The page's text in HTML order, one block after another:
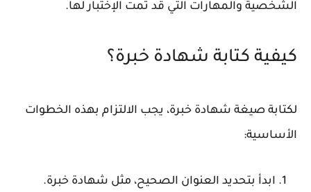
الشخصية والمهارات التي قد تمت الإختبار لها.
كيفية كتابة شهادة خبرة؟
لكتابة صيغة شهادة خبرة، يجب الالتزام بهذه الخطوات
الأساسية:
ابدأ بتحديد العنوان الصحيح، مثل شهادة خبرة.